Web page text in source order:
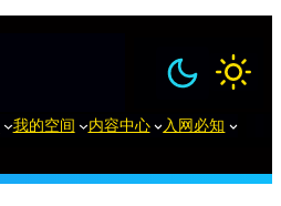
我的空间 内容中心 入网必知